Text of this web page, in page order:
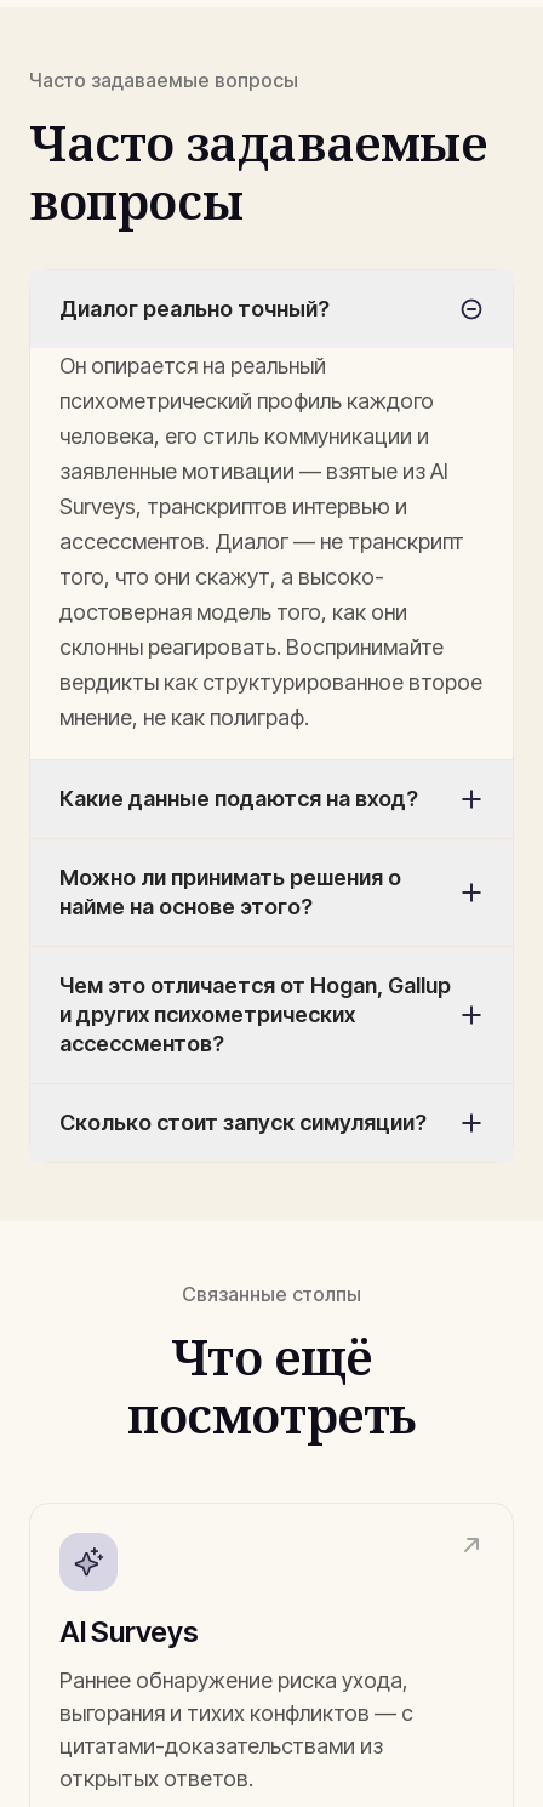
Часто задаваемые вопросы
Часто задаваемые
вопросы
Диалог реально точный?
Он опирается на реальный
психометрический профиль каждого
человека, его стиль коммуникации и
заявленные мотивации — взятые из AI
Surveys, транскриптов интервью и
ассессментов. Диалог — не транскрипт
того, что они скажут, а высоко-
достоверная модель того, как они
склонны реагировать. Воспринимайте
вердикты как структурированное второе
мнение, не как полиграф.
Какие данные подаются на вход?
Можно ли принимать решения о
найме на основе этого?
Чем это отличается от Hogan, Gallup
и других психометрических
ассессментов?
Сколько стоит запуск симуляции?
Связанные столпы
Что ещё
посмотреть
AI Surveys
Раннее обнаружение риска ухода,
выгорания и тихих конфликтов — с
цитатами-доказательствами из
открытых ответов.